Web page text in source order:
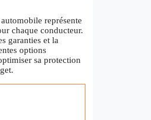
représente
chaque conducteur.
garanties et la
options
sa protection